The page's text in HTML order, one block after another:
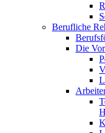
Berufliche
Die